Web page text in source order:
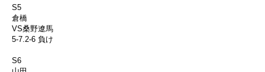
S5
倉橋
VS桑野遼馬
5-7.2-6 負け
S6